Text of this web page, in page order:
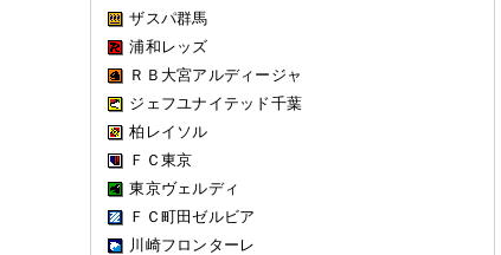
ザスパ群馬
浦和レッズ
ＲＢ大宮アルディージャ
ジェフユナイテッド千葉
柏レイソル
ＦＣ東京
東京ヴェルディ
ＦＣ町田ゼルビア
川崎フロンターレ